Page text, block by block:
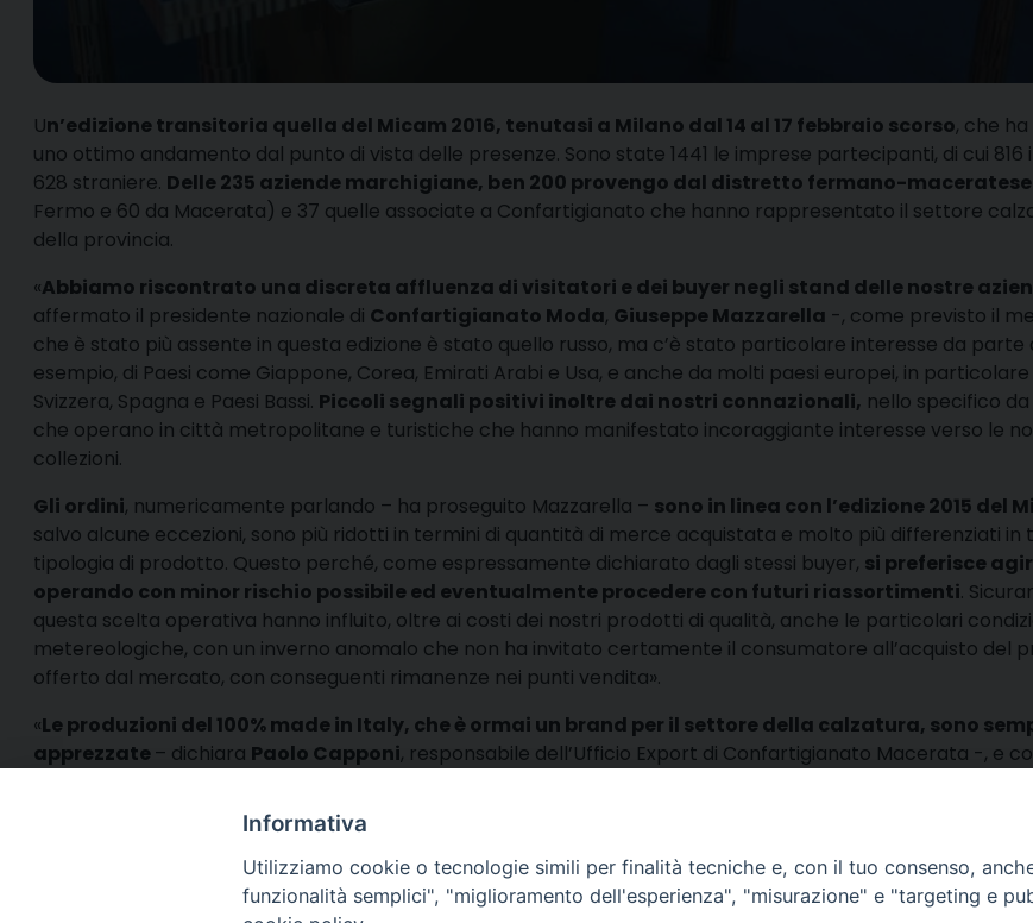
Un’edizione transitoria quella del Micam 2016, tenutasi a Milano dal 14 al 17 febbraio scorso, che
uno ottimo andamento dal punto di vista delle presenze. Sono state 1441 le imprese partecipanti, di cui 816
628 straniere. Delle 235 aziende marchigiane, ben 200 provengo dal distretto fermano-maceratese
Fermo e 60 da Macerata) e 37 quelle associate a Confartigianato che hanno rappresentato il settore
della provincia.
«Abbiamo riscontrato una discreta affluenza di visitatori e dei buyer negli stand delle nostre
affermato il presidente nazionale di Confartigianato Moda, Giuseppe Mazzarella -, come previsto il
che è stato più assente in questa edizione è stato quello russo, ma c’è stato particolare interesse da parte
esempio, di Paesi come Giappone, Corea, Emirati Arabi e Usa, e anche da molti paesi europei, in particolare
Svizzera, Spagna e Paesi Bassi. Piccoli segnali positivi inoltre dai nostri connazionali, nello specifico
che operano in città metropolitane e turistiche che hanno manifestato incoraggiante interesse verso le
collezioni.
Gli ordini, numericamente parlando – ha proseguito Mazzarella – sono in linea con l’edizione 2015 del
salvo alcune eccezioni, sono più ridotti in termini di quantità di merce acquistata e molto più differenziati in
tipologia di prodotto. Questo perché, come espressamente dichiarato dagli stessi buyer, si preferisce
operando con minor rischio possibile ed eventualmente procedere con futuri riassortimenti.
questa scelta operativa hanno influito, oltre ai costi dei nostri prodotti di qualità, anche le particolari
metereologiche, con un inverno anomalo che non ha invitato certamente il consumatore all’acquisto del
offerto dal mercato, con conseguenti rimanenze nei punti vendita».
«Le produzioni del 100% made in Italy, che è ormai un brand per il settore della calzatura, sono
apprezzate– dichiara Paolo Capponi, responsabile dell’Ufficio Export di Confartigianato Macerata -, e
Informativa
Utilizziamo cookie o tecnologie simili per finalità tecniche e, con il tuo consenso,
funzionalità semplici", "miglioramento dell'esperienza", "misurazione" e "targeting e